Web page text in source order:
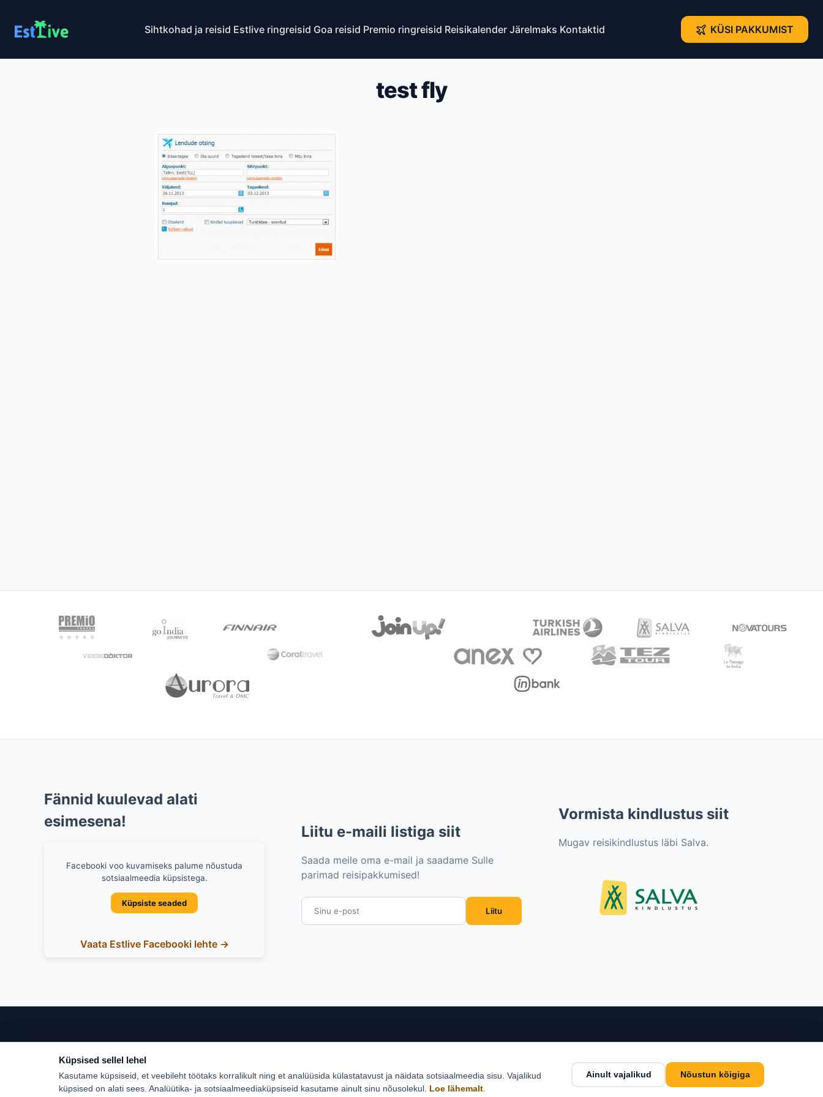
Sihtkohad ja reisid Estlive ringreisid Goa reisid Premio ringreisid Reisikalender Järelmaks Kontaktid KÜSI PAKKUMIST
test fly
Fännid kuulevad alati
esimesena!
Facebooki voo kuvamiseks palume nõustuda
sotsiaalmeedia küpsistega.
Küpsiste seaded
Vaata Estlive Facebooki lehte →
Liitu e-maili listiga siit
Saada meile oma e-mail ja saadame Sulle
parimad reisipakkumised!
Liitu
Vormista kindlustus siit
Mugav reisikindlustus läbi Salva.
Türgi Estlive ringreisid
Klienditeenindus
Reisitingimused
Kontakt
Estlive Travel OÜ
Küpsised sellel lehel
Kasutame küpsiseid, et veebileht töötaks korralikult ning et analüüsida külastatavust ja näidata sotsiaalmeedia sisu. Vajalikud
küpsised on alati sees. Analüütika- ja sotsiaalmeediaküpsiseid kasutame ainult sinu nõusolekul. Loe lähemalt.
Ainult vajalikud Nõustun kõigiga